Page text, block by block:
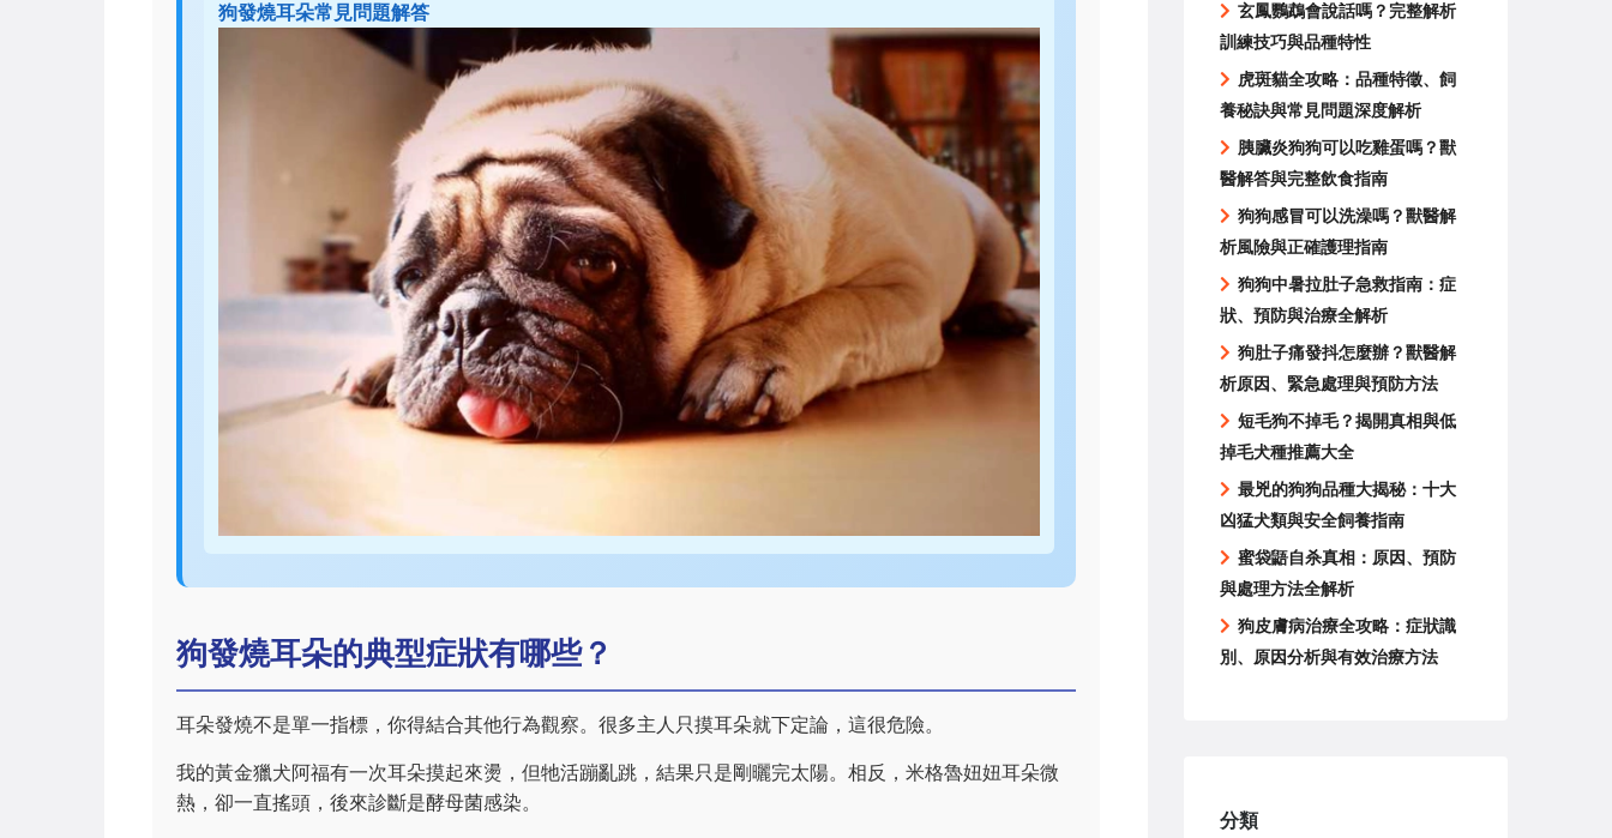
狗發燒耳朵常見問題解答
狗發燒耳朵的典型症狀有哪些？
耳朵發燒不是單一指標，你得結合其他行為觀察。很多主人只摸耳朵就下定論，這很危險。
我的黃金獵犬阿福有一次耳朵摸起來燙，但牠活蹦亂跳，結果只是剛曬完太陽。相反，米格魯妞妞耳朵微
熱，卻一直搖頭，後來診斷是酵母菌感染。
玄鳳鸚鵡會說話嗎？完整解析
訓練技巧與品種特性
虎斑貓全攻略：品種特徵、飼
養秘訣與常見問題深度解析
胰臟炎狗狗可以吃雞蛋嗎？獸
醫解答與完整飲食指南
狗狗感冒可以洗澡嗎？獸醫解
析風險與正確護理指南
狗狗中暑拉肚子急救指南：症
狀、預防與治療全解析
狗肚子痛發抖怎麼辦？獸醫解
析原因、緊急處理與預防方法
短毛狗不掉毛？揭開真相與低
掉毛犬種推薦大全
最兇的狗狗品種大揭秘：十大
凶猛犬類與安全飼養指南
蜜袋鼯自杀真相：原因、預防
與處理方法全解析
狗皮膚病治療全攻略：症狀識
別、原因分析與有效治療方法
分類